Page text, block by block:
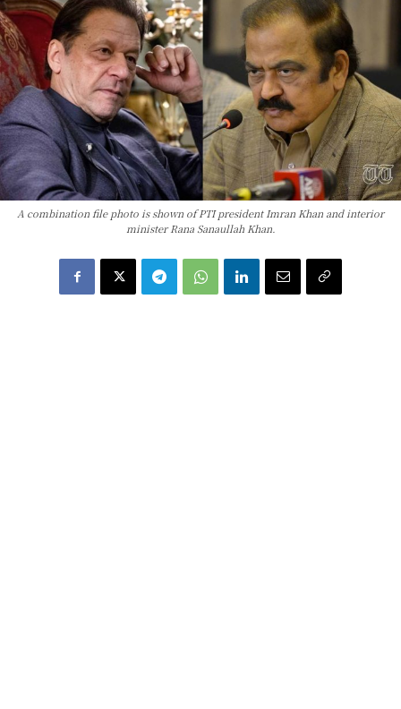
A combination file photo is shown of PTI president Imran Khan and interior
minister Rana Sanaullah Khan.